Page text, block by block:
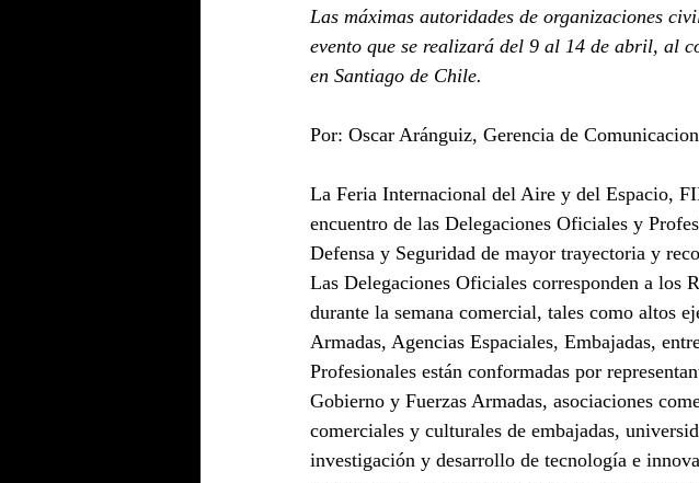
Las máximas autoridades de organizaciones
evento que se realizará del 9 al 14 de abril, al
en Santiago de Chile.
Por: Oscar Aránguiz, Gerencia de
La Feria Internacional del Aire y del Espacio,
encuentro de las Delegaciones Oficiales y
Defensa y Seguridad de mayor trayectoria y
Las Delegaciones Oficiales corresponden a los
durante la semana comercial, tales como altos
Armadas, Agencias Espaciales, Embajadas,
Profesionales están conformadas por
Gobierno y Fuerzas Armadas, asociaciones
comerciales y culturales de embajadas,
investigación y desarrollo de tecnología e